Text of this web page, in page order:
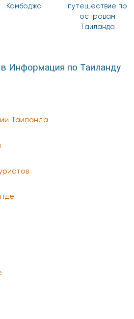
Камбоджа
путешествие по
островам
Таиланда
Информация по Таиланду
Таиланда